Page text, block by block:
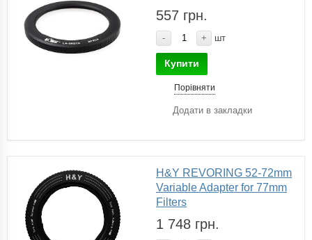
557 грн.
- + шт
Купити
Порівняти
Додати в закладки
H&Y REVORING 52-72mm
Variable Adapter for 77mm
Filters
1 748 грн.